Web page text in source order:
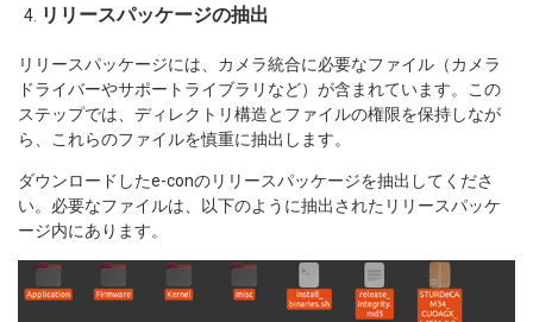
リリースパッケージの抽出
リリースパッケージには、カメラ統合に必要なファイル（カメラ
ドライバーやサポートライブラリなど）が含まれています。この
ステップでは、ディレクトリ構造とファイルの権限を保持しなが
ら、これらのファイルを慎重に抽出します。
ダウンロードしたe-conのリリースパッケージを抽出してくださ
い。必要なファイルは、以下のように抽出されたリリースパッケ
ージ内にあります。